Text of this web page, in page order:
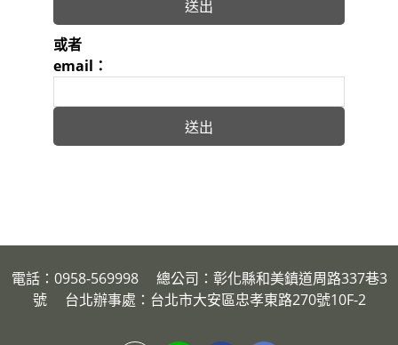
或者
email：
電話：0958-569998 總公司：彰化縣和美鎮道周路337巷3
號 台北辦事處：台北市大安區忠孝東路270號10F-2